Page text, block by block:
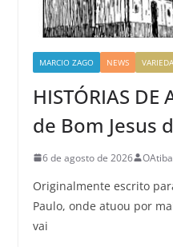
MARCIO ZAGO NEWS
HISTÓRIAS DE
de Bom Jesus
6 de agosto de 2026
Originalmente escrito
Paulo, onde atuou por
vai